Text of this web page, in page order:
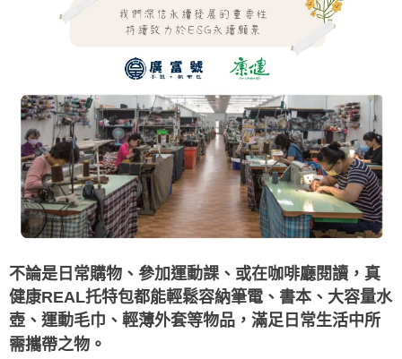
不論是日常購物、參加運動課、或在咖啡廳閱讀， 真
健康REAL托特包都能輕鬆容納筆電、書本、大容量水
壺、運動毛巾、輕薄外套等物品，滿足日常生活中所
需攜帶之物。